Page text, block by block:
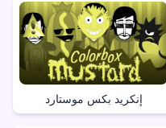
إنكريد بكس موستارد